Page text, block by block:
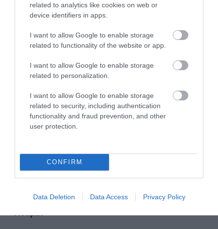
related to analytics like cookies on web or
device identifiers in apps.
I want to allow Google to enable storage
related to functionality of the website or app.
I want to allow Google to enable storage
related to personalization.
I want to allow Google to enable storage
related to security, including authentication
functionality and fraud prevention, and other
user protection.
CONFIRM
Data Deletion Data Access Privacy Policy
78-79
Ακόμα 1.19
78-79
Ακόμα 1.18
78-79
Γλίστρησε και έπεσε ο Φουρνιέ
78-79
2.2 βολές ο Τολιόπουλος
Ζητάει αντιαθλητικό στον Τολιόπουλο ο
Αταμάν